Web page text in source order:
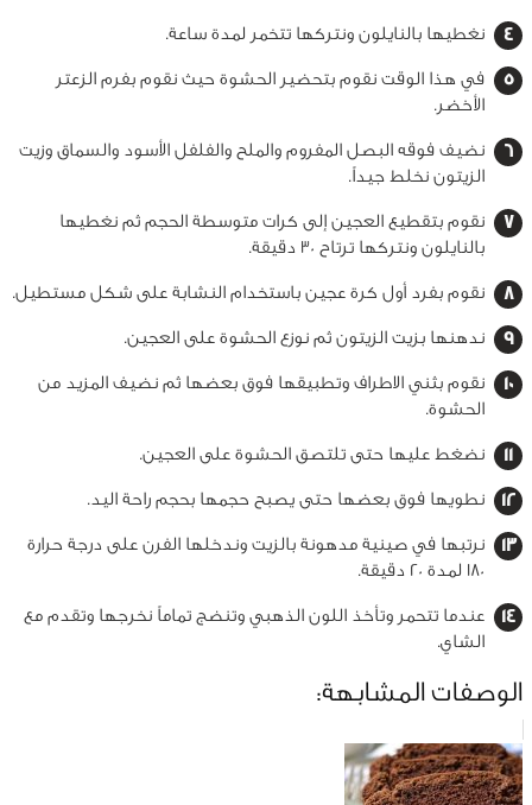
نغطيها بالنايلون ونتركها تتخمر لمدة ساعة.
في هذا الوقت نقوم بتحضير الحشوة حيث نقوم بفرم الزعتر
الأخضر.
نضيف فوقه البصل المفروم والملح والفلفل الأسود والسماق وزيت
الزيتون نخلط جيداً.
نقوم بتقطيع العجين إلى كرات متوسطة الحجم ثم نغطيها
بالنايلون ونتركها ترتاح 30 دقيقة.
نقوم بفرد أول كرة عجين باستخدام النشابة على شكل مستطيل.
ندهنها بزيت الزيتون ثم نوزع الحشوة على العجين.
نقوم بثني الاطراف وتطبيقها فوق بعضها ثم نضيف المزيد من
الحشوة.
نضغط عليها حتى تلتصق الحشوة على العجين.
نطويها فوق بعضها حتى يصبح حجمها بحجم راحة اليد.
نرتبها في صينية مدهونة بالزيت وندخلها الفرن على درجة حرارة
180 لمدة 20 دقيقة.
عندما تتحمر وتأخذ اللون الذهبي وتنضج تماماً نخرجها وتقدم مع
الشاي.
الوصفات المشابهة: